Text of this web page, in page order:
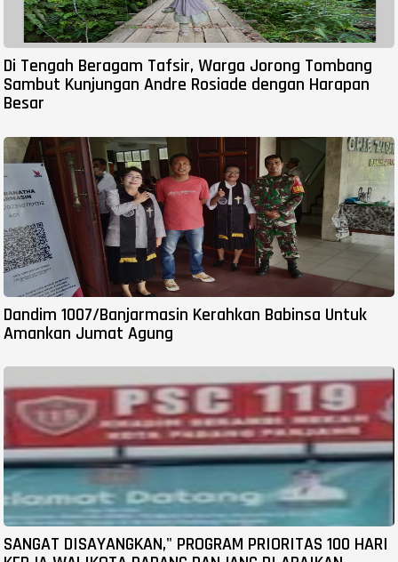
Di Tengah Beragam Tafsir, Warga Jorong Tombang
Sambut Kunjungan Andre Rosiade dengan Harapan
Besar
Dandim 1007/Banjarmasin Kerahkan Babinsa Untuk
Amankan Jumat Agung
SANGAT DISAYANGKAN," PROGRAM PRIORITAS 100 HARI